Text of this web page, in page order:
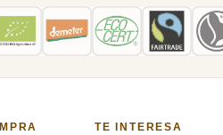
TE INTERESA